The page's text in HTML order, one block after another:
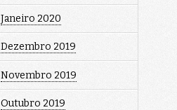
Janeiro 2020
Dezembro 2019
Novembro 2019
Outubro 2019